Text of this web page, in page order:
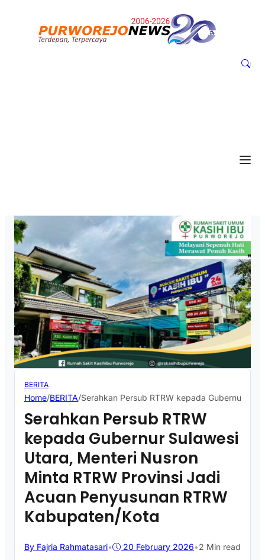
BERITA
Home/BERITA/Serahkan Persub RTRW kepada Gubernur
Serahkan Persub RTRW
kepada Gubernur Sulawesi
Utara, Menteri Nusron
Minta RTRW Provinsi Jadi
Acuan Penyusunan RTRW
Kabupaten/Kota
By Fajria Rahmatasari• 20 February 2026•2 Min read